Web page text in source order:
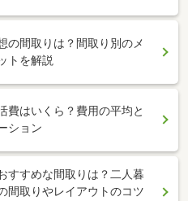
の間取りは？間取り別のメ
トを解説
費はいくら？費用の平均と
ション
すすめな間取りは？二人暮
間取りやレイアウトのコツ